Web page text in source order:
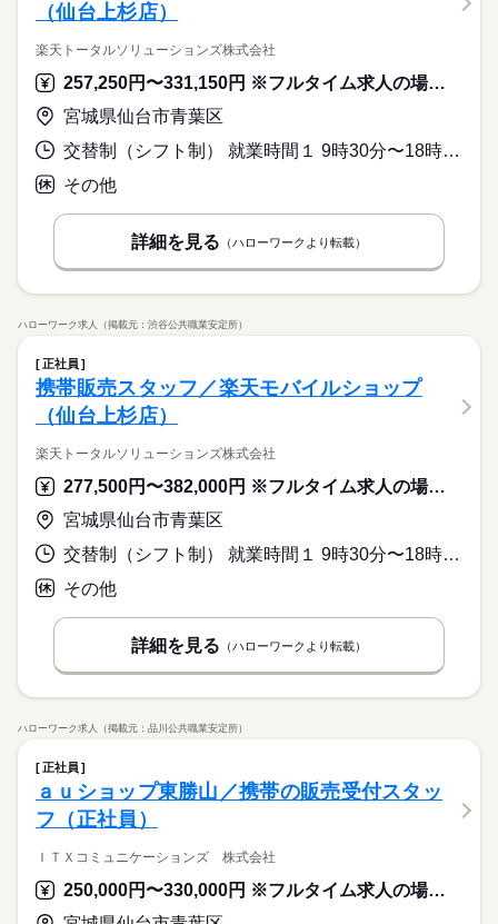
（仙台上杉店）
楽天トータルソリューションズ株式会社
257,250円〜331,150円 ※フルタイム求人の場合は月額（換算額）、パート求人の場合は時間額を表示しています。
宮城県仙台市青葉区
交替制（シフト制） 就業時間１ 9時30分〜18時00分 就業時間２ 11時30分〜20時00分 就業時間に関する特記事項 週３７．５時間、１日７．５時間稼働となります
その他
詳細を見る （ハローワークより転載）
ハローワーク求人（掲載元：渋谷公共職業安定所）
正社員
携帯販売スタッフ／楽天モバイルショップ
（仙台上杉店）
楽天トータルソリューションズ株式会社
277,500円〜382,000円 ※フルタイム求人の場合は月額（換算額）、パート求人の場合は時間額を表示しています。
宮城県仙台市青葉区
交替制（シフト制） 就業時間１ 9時30分〜18時00分 就業時間２ 11時30分〜20時00分 就業時間に関する特記事項 週３７．５時間、１日７．５時間稼働となります
その他
詳細を見る （ハローワークより転載）
ハローワーク求人（掲載元：品川公共職業安定所）
正社員
ａｕショップ東勝山／携帯の販売受付スタッ
フ（正社員）
ＩＴＸコミュニケーションズ 株式会社
250,000円〜330,000円 ※フルタイム求人の場合は月額（換算額）、パート求人の場合は時間額を表示しています。